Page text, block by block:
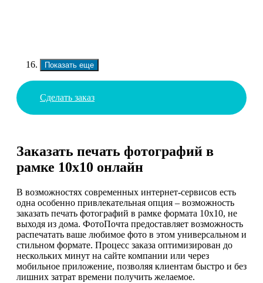
Показать еще
Сделать заказ
Заказать печать фотографий в
рамке 10х10 онлайн
В возможностях современных интернет-сервисов есть
одна особенно привлекательная опция – возможность
заказать печать фотографий в рамке формата 10х10, не
выходя из дома. ФотоПочта предоставляет возможность
распечатать ваше любимое фото в этом универсальном и
стильном формате. Процесс заказа оптимизирован до
нескольких минут на сайте компании или через
мобильное приложение, позволяя клиентам быстро и без
лишних затрат времени получить желаемое.